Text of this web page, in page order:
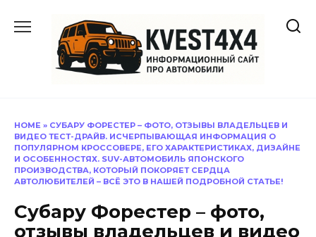
содержанию
HOME » СУБАРУ ФОРЕСТЕР – ФОТО, ОТЗЫВЫ ВЛАДЕЛЬЦЕВ И
ВИДЕО ТЕСТ-ДРАЙВ. ИСЧЕРПЫВАЮЩАЯ ИНФОРМАЦИЯ О
ПОПУЛЯРНОМ КРОССОВЕРЕ, ЕГО ХАРАКТЕРИСТИКАХ, ДИЗАЙНЕ
И ОСОБЕННОСТЯХ. SUV-АВТОМОБИЛЬ ЯПОНСКОГО
ПРОИЗВОДСТВА, КОТОРЫЙ ПОКОРЯЕТ СЕРДЦА
АВТОЛЮБИТЕЛЕЙ – ВСЁ ЭТО В НАШЕЙ ПОДРОБНОЙ СТАТЬЕ!
Субару Форестер – фото,
отзывы владельцев и видео